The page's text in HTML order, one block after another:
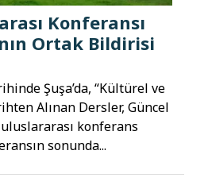
Konferansı
Ortak Bildirisi
Şuşa’da, “Kültürel ve
Alınan Dersler, Güncel
konferans
sonunda...